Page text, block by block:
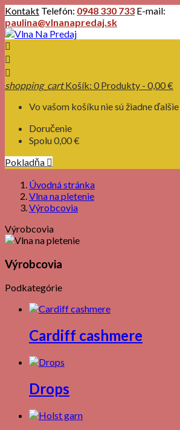
Kontakt Telefón: 0948 330 733 E-mail:
paulina@vlnanapredaj.sk



shopping_cart Košík: 0 Produkty - 0,00 €
Vo vašom košíku nie sú žiadne
Doručenie
Spolu0,00 €
Pokladňa 
Úvodná stránka
Vlna na pletenie
Výrobcovia
Výrobcovia
Výrobcovia
Podkategórie
Cardiff cashmere
Drops